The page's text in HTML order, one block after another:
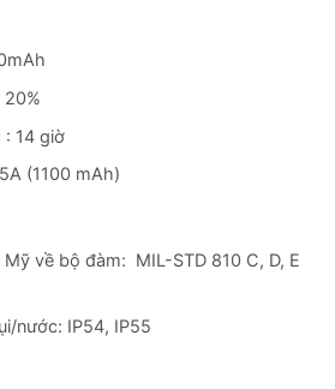
: 14 giờ
(1100 mAh)
về bộ đàm: MIL-STD 810 C, D, E
nước: IP54, IP55